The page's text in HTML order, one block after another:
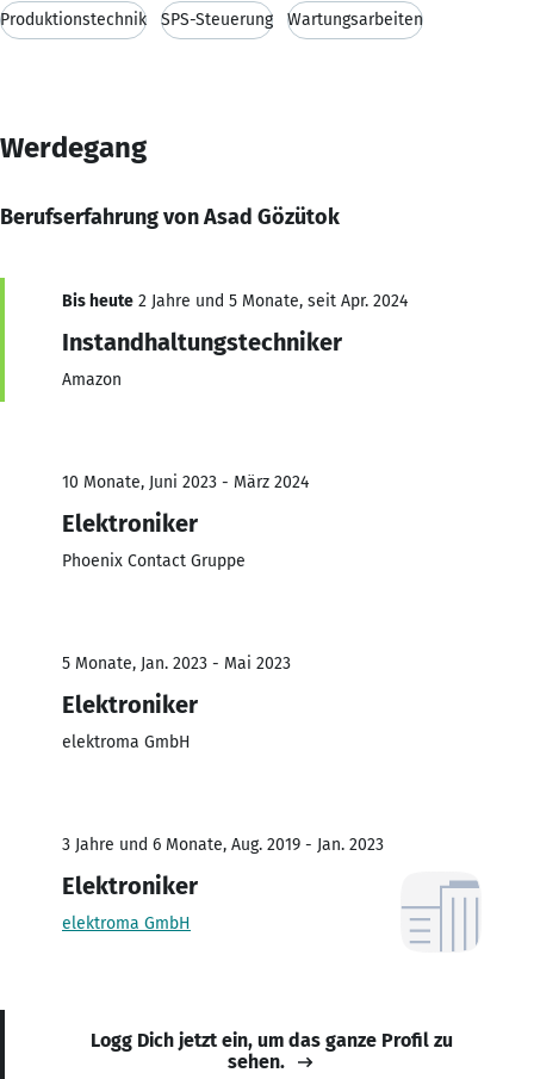
Produktionstechnik SPS-Steuerung Wartungsarbeiten
Werdegang
Berufserfahrung von Asad Gözütok
Bis heute 2 Jahre und 5 Monate, seit Apr. 2024
Instandhaltungstechniker
Amazon
10 Monate, Juni 2023 - März 2024
Elektroniker
Phoenix Contact Gruppe
5 Monate, Jan. 2023 - Mai 2023
Elektroniker
elektroma GmbH
3 Jahre und 6 Monate, Aug. 2019 - Jan. 2023
Elektroniker
elektroma GmbH
Logg Dich jetzt ein, um das ganze Profil zu
sehen.